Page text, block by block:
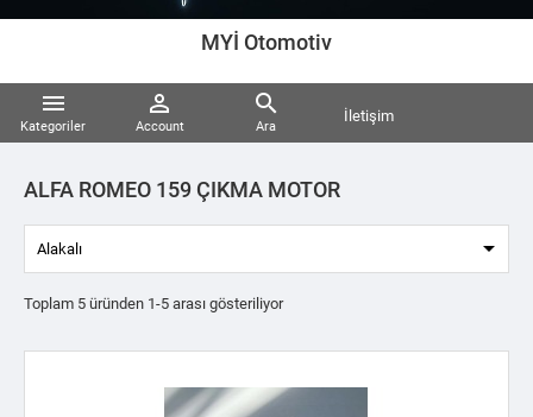
MYİ Otomotiv

Kategoriler

Account

Ara
İletişim
ALFA ROMEO 159 ÇIKMA MOTOR
Alakalı 
Toplam 5 üründen 1-5 arası gösteriliyor